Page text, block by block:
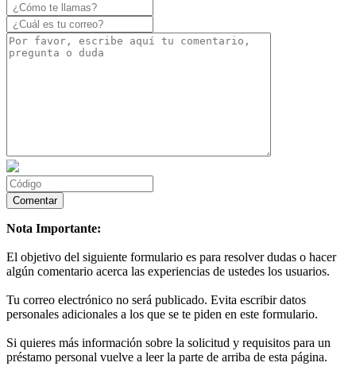
Nota Importante:
El objetivo del siguiente formulario es para resolver dudas o hacer
algún comentario acerca las experiencias de ustedes los usuarios.
Tu correo electrónico no será publicado. Evita escribir datos
personales adicionales a los que se te piden en este formulario.
Si quieres más información sobre la solicitud y requisitos para un
préstamo personal vuelve a leer la parte de arriba de esta página.